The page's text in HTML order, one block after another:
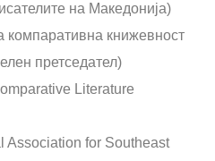
на Македонија)
книжевност
претседател)
Literature
Association for Southeast